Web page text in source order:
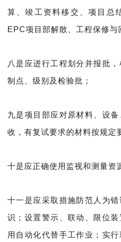
算、竣工资料移交、项目总
EPC项目部解散、工程保修与
八是应进行工程划分并报批
制点、级别及检验批；
九是项目部应对原材料、设
收，有复试要求的材料按规定
十是应正确使用监视和测量资
十一是应采取措施防范人为
识；设置警示、联动、限位装
用自动化代替手工作业；实